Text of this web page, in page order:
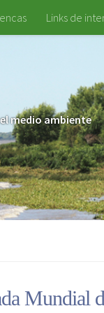
Links de
medio ambiente
Mundial